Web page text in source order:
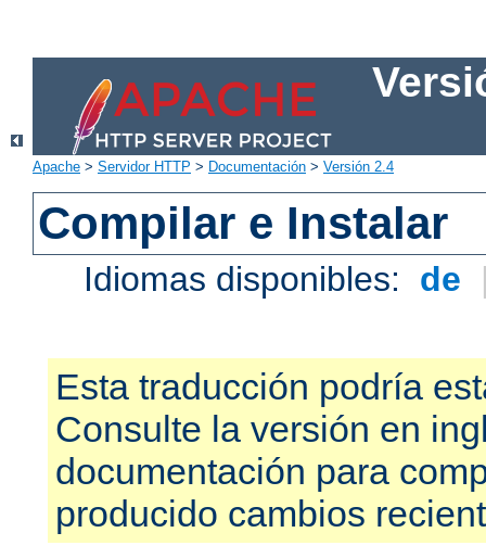
Apache > Servidor HTTP > Documentación > Versión 2.4
Compilar e Instalar
Idiomas disponibles: de
Esta traducción podría
Consulte la versión en
documentación para
producido cambios